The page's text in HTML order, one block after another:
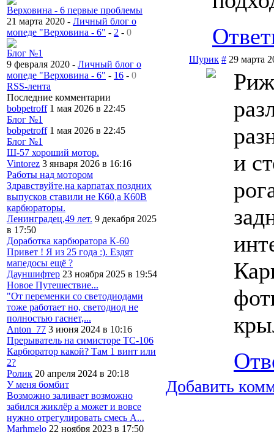
Верховина - 6 первые проблемы
21 марта 2020 - Личный блог о
мопеде "Верховина - 6" - 2 - 0
Блог №1
9 февраля 2020 - Личный блог о
мопеде "Верховина - 6" - 16 - 0
RSS-лента
Последние комментарии
bobpetroff1 мая 2026 в 22:45
Блог №1
bobpetroff1 мая 2026 в 22:45
Блог №1
Ш-57 хороший мотор.
Vintorez 3 января 2026 в 16:16
Работы над мотором
Здравствуйте,на карпатах поздних
выпусков ставили не К60,а К60В
карбюраторы.
Ленинградец,49 лет. 9 декабря 2025
в 17:50
Доработка карбюратора К-60
Привет ! Я из 25 года :). Ездят
мапедосы ещё ?
Дауншифтер 23 ноября 2025 в 19:54
Новое Путешествие...
"От переменки со светодиодами
тоже работает но, светодиод не
полностью гаснет,...
Anton_77 3 июня 2024 в 10:16
Прерыватель на симисторе ТС-106
Карбюратор какой? Там 1 винт или
2?
Ролик 20 апреля 2024 в 20:18
У меня бомбит
Возможно заливает возможно
забился жиклёр а может и вовсе
нужно отрегулировать смесь А...
Marhmelo 22 ноября 2023 в 17:50
Шурик # 29 марта
и
Добавить